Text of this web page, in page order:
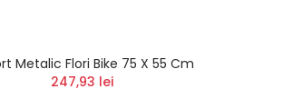
Metalic Flori Bike 75 X 55 Cm
247,93 lei